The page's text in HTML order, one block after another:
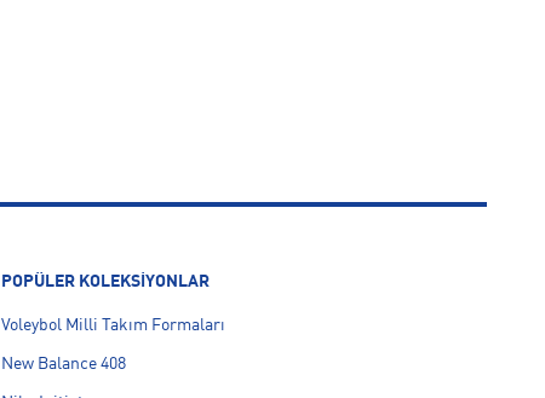
POPÜLER KOLEKSİYONLAR
Voleybol Milli Takım Formaları
New Balance 408